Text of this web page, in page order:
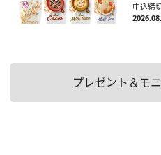
申込締
プレゼント＆モ